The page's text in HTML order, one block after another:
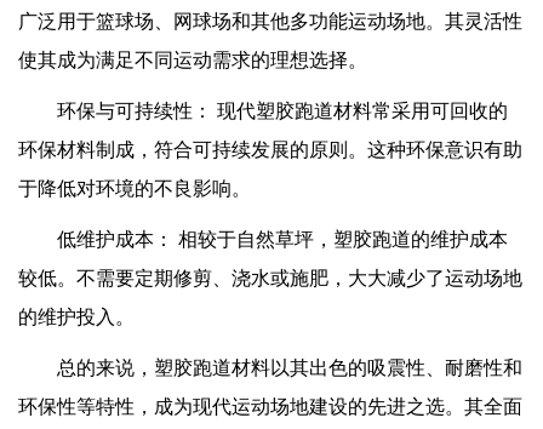
广泛用于篮球场、网球场和其他多功能运动场地。其灵活性
使其成为满足不同运动需求的理想选择。
环保与可持续性： 现代塑胶跑道材料常采用可回收的
环保材料制成，符合可持续发展的原则。这种环保意识有助
于降低对环境的不良影响。
低维护成本： 相较于自然草坪，塑胶跑道的维护成本
较低。不需要定期修剪、浇水或施肥，大大减少了运动场地
的维护投入。
总的来说，塑胶跑道材料以其出色的吸震性、耐磨性和
环保性等特性，成为现代运动场地建设的先进之选。其全面